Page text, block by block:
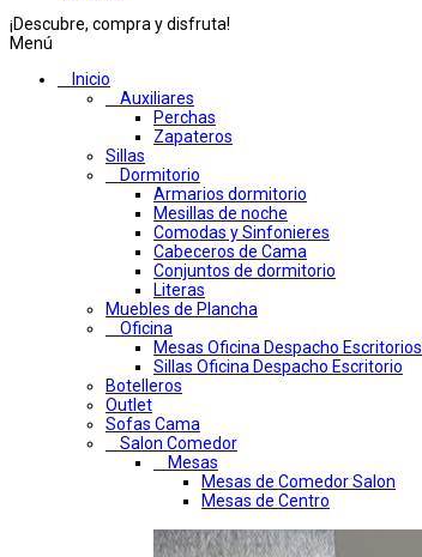
¡Descubre, compra y disfruta!
Menú
Inicio
Auxiliares
Perchas
Zapateros
Sillas
Dormitorio
Armarios dormitorio
Mesillas de noche
Comodas y Sinfonieres
Cabeceros de Cama
Conjuntos de dormitorio
Literas
Muebles de Plancha
Oficina
Mesas Oficina Despacho Escritorios
Sillas Oficina Despacho Escritorio
Botelleros
Outlet
Sofas Cama
Salon Comedor
Mesas
Mesas de Comedor Salon
Mesas de Centro